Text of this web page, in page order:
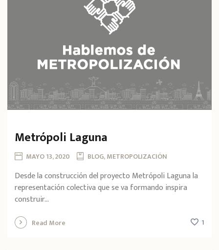
Metrópoli Laguna
MAYO 13, 2020 BLOG, METROPOLIZACIÓN
Desde la construcción del proyecto Metrópoli Laguna la
representación colectiva que se va formando inspira
construir...
Read More 1